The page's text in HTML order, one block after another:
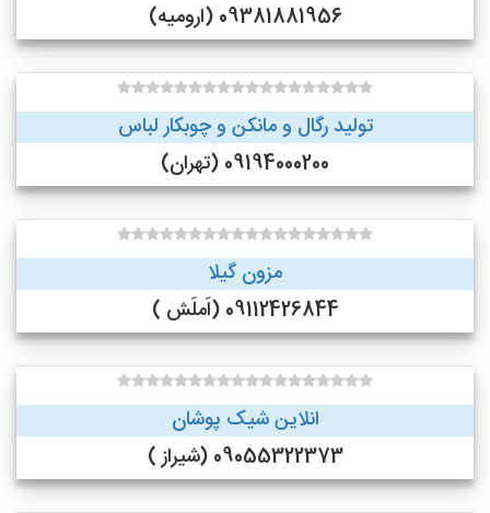
09381881956 (ارومیه)
تولید رگال و مانکن و چوبکار لباس
09194000200 (تهران)
مزون گیلا
09112426844 (اَملَش )
انلاین شیک پوشان
09055322373 (شیراز )